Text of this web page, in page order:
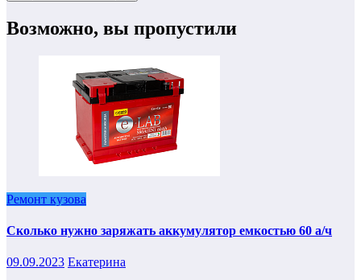
Возможно, вы пропустили
Ремонт кузова
Сколько нужно заряжать аккумулятор емкостью 60 а/ч
09.09.2023 Екатерина